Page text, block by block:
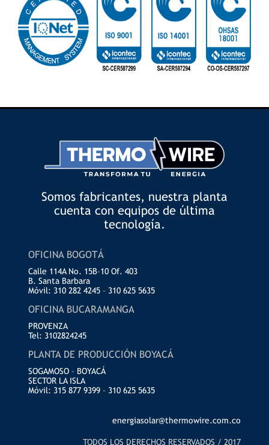
Somos fabricantes, nuestra planta
cuenta con equipos de última
tecnología.
OFICINA BOGOTÁ
Calle 114A No. 15B–10 Of. 403
B. Santa Barbara
Móvil: 310 282 4245 – 310 625 5635
OFICINA BUCARAMANGA
PROVENZA
Tel: 3102824245
PLANTA DE PRODUCCIÓN BOYACÁ
SOGAMOSO – BOYACÁ
SECTOR LA ISLA
Móvil: 315 877 9399 – 310 625 5635
energiasolar@thermowire.com.co
TODOS LOS DERECHOS RESERVADOS / 2017